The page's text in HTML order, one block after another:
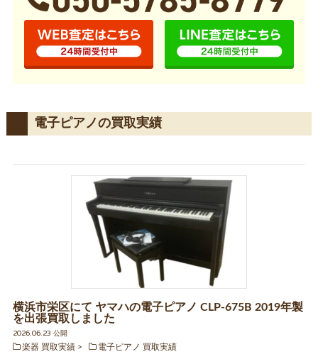
電子ピアノの買取実績
横浜市栄区にて ヤマハの電子ピアノ CLP-675B 2019年製
を出張買取しました
2026.06.23 公開
楽器 買取実績
電子ピアノ 買取実績